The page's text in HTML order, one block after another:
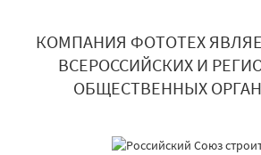
КОМПАНИЯ ФОТОТЕХ
ВСЕРОССИЙСКИХ И
ОБЩЕСТВЕННЫХ